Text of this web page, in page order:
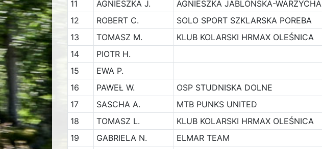
11
AGNIESZKA J. AGNIESZKA JABLONSKA-WARZYCHA
12
ROBERT C. SOLO SPORT SZKLARSKA POREBA
13
TOMASZ M. KLUB KOLARSKI HRMAX OLEŚNICA
14
PIOTR H.
15
EWA P.
16
PAWEŁ W. OSP STUDNISKA DOLNE
17
SASCHA A. MTB PUNKS UNITED
18
TOMASZ L. KLUB KOLARSKI HRMAX OLEŚNICA
19
GABRIELA N. ELMAR TEAM